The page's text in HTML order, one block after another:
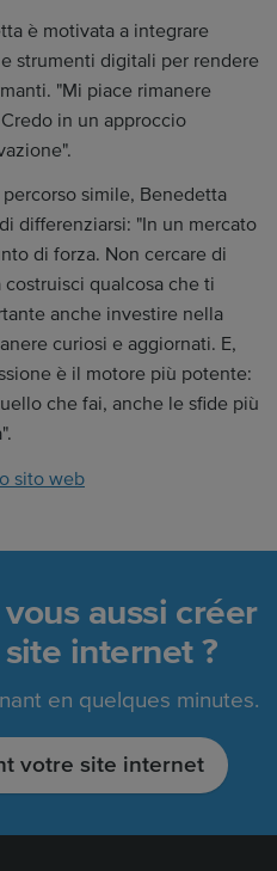
è motivata a integrare
strumenti digitali per rendere
"Mi piace rimanere
in un approccio
simile, Benedetta
differenziarsi: "In un mercato
di forza. Non cercare di
qualcosa che ti
anche investire nella
curiosi e aggiornati. E,
è il motore più potente:
che fai, anche le sfide più
sito web
aussi créer
internet ?
en quelques minutes.
votre site internet